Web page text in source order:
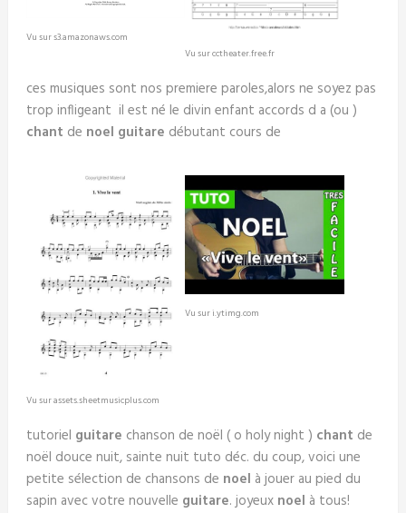
Vu sur s3.amazonaws.com
Vu sur cctheater.free.fr
ces musiques sont nos premiere paroles,alors ne soyez pas
trop infligeant il est né le divin enfant accords d a (ou )
chant de noel guitare débutant cours de
Vu sur assets.sheetmusicplus.com
Vu sur i.ytimg.com
tutoriel guitare chanson de noël ( o holy night ) chant de
noël douce nuit, sainte nuit tuto déc. du coup, voici une
petite sélection de chansons de noel à jouer au pied du
sapin avec votre nouvelle guitare. joyeux noel à tous!